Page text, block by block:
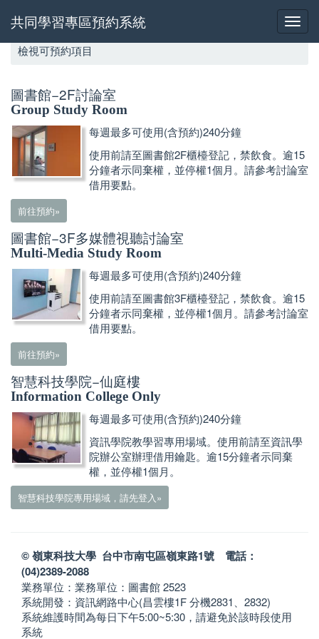
共同學習專區預約系統
檢視可預約項目
圖書館−2F討論室
Group Study Room
每週最多可使用(含預約)240分鐘
使用前請至圖書館2F櫃檯登記，禁飲食。逾15
分鐘者示同棄權，並停權1個月。請參考討論室
借用要點。
前往預約»
圖書館−3F多媒體視聽討論室
Multi-Media Study Room
每週最多可使用(含預約)240分鐘
使用前請至圖書館3F櫃檯登記，禁飲食。逾15
分鐘者示同棄權，並停權1個月。請參考討論室
借用要點。
前往預約»
智慧科技學院−仙庭樓
Information College Only
每週最多可使用(含預約)240分鐘
資訊學院教學習專用場域。使用前請至資訊學
院辦公室辦理借用鑰匙。逾15分鐘者示同棄
權，並停權1個月。
智慧科技學院專用場域，請先登入»
© 嶺東科技大學 台中市南屯區嶺東路1號 電話：
(04)2389-2088
業務單位：業務單位：圖書館 2523
系統開發：資訊網路中心(昌雲樓1F 分機2831、2832)
系統維護時間為每日下午5:00~5:30，請避免於該時段使用
系統